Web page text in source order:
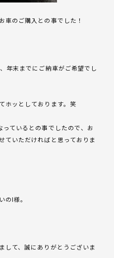
車のご購入との事でした！
年末までにご納車がご希望でし
ホッとしております。笑
ているとの事でしたので、お
ていただければと思っておりま
のI様。
して、誠にありがとうございま